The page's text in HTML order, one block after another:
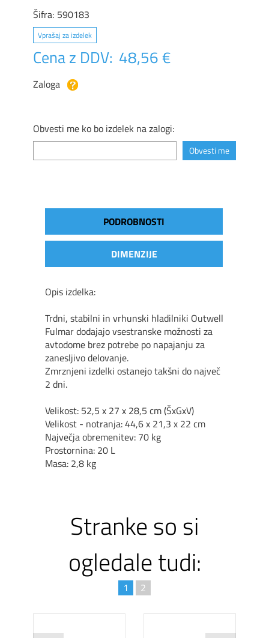
Šifra: 590183
Vprašaj za izdelek
Cena z DDV: 48,56 €
Zaloga
Obvesti me ko bo izdelek na zalogi:
PODROBNOSTI
DIMENZIJE
Opis izdelka:
Trdni, stabilni in vrhunski hladilniki Outwell
Fulmar dodajajo vsestranske možnosti za
avtodome brez potrebe po napajanju za
zanesljivo delovanje.
Zmrznjeni izdelki ostanejo takšni do največ
2 dni.
Velikost: 52,5 x 27 x 28,5 cm (ŠxGxV)
Velikost - notranja: 44,6 x 21,3 x 22 cm
Največja obremenitev: 70 kg
Prostornina: 20 L
Masa: 2,8 kg
Stranke so si
ogledale tudi:
1 2